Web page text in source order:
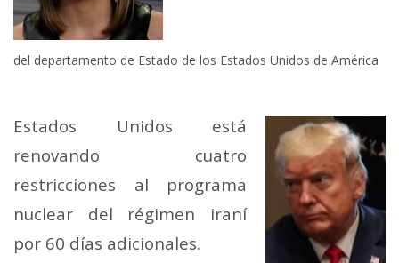
del departamento de Estado de los Estados Unidos de América
Estados Unidos está
renovando cuatro
restricciones al programa
nuclear del régimen iraní
por 60 días adicionales.